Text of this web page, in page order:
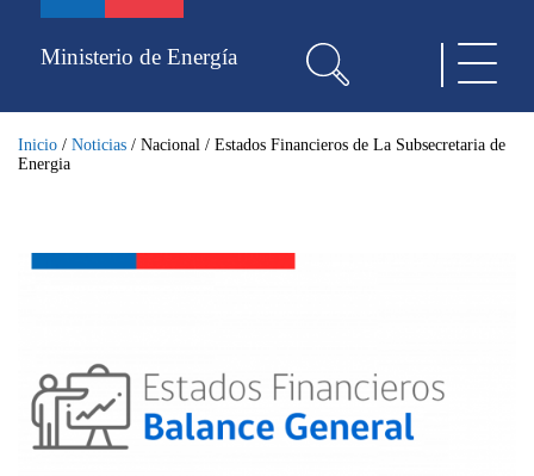
contenidoMinisterio de Energía
Inicio / Noticias / Nacional / Estados Financieros de La Subsecretaria de
Energia